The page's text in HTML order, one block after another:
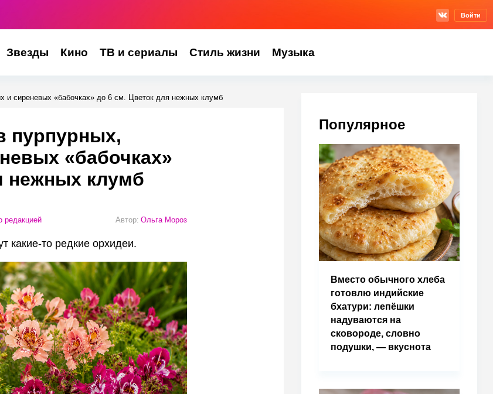
Войти
Звезды Кино ТВ и сериалы Стиль жизни Музыка
и сиреневых «бабочках» до 6 см. Цветок для нежных клумб
пурпурных,
«бабочках»
нежных клумб
редакцией Автор: Ольга Мороз
какие-то редкие орхидеи.
Популярное
Вместо обычного хлеба
готовлю индийские
бхатури: лепёшки
надуваются на
сковороде, словно
подушки, — вкуснота